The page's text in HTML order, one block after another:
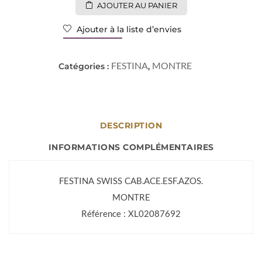
AJOUTER AU PANIER
Ajouter à la liste d’envies
Catégories : FESTINA, MONTRE
DESCRIPTION
INFORMATIONS COMPLÉMENTAIRES
FESTINA SWISS CAB.ACE.ESF.AZOS.
MONTRE
Référence : XL02087692